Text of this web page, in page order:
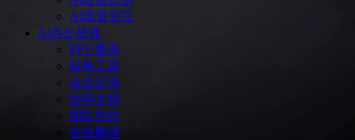
AI语音交互
Ai办公提效
PPT/图表
转换工具
会议记录
协同文档
团队协作
在线翻译